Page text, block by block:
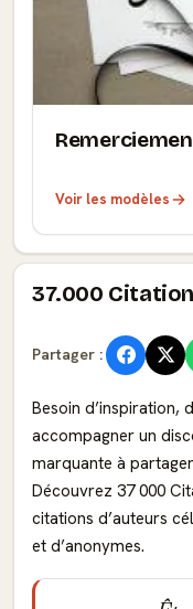
Voir les modèles
37.000
Partager :
Besoin d’inspiration,
accompagner un
marquante à
Découvrez 37 000
citations d’auteurs
et d’anonymes.